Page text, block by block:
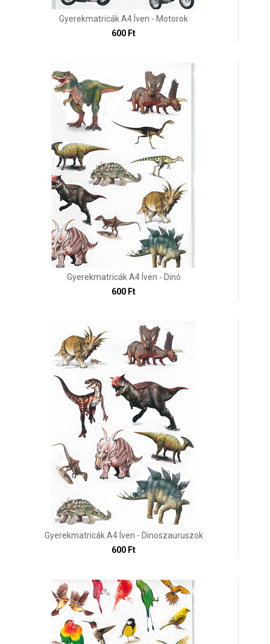
Gyerekmatricák A4 Íven - Motorok
600 Ft
Gyerekmatricák A4 Íven - Dinó
600 Ft
Gyerekmatricák A4 Íven - Dinoszauruszok
600 Ft